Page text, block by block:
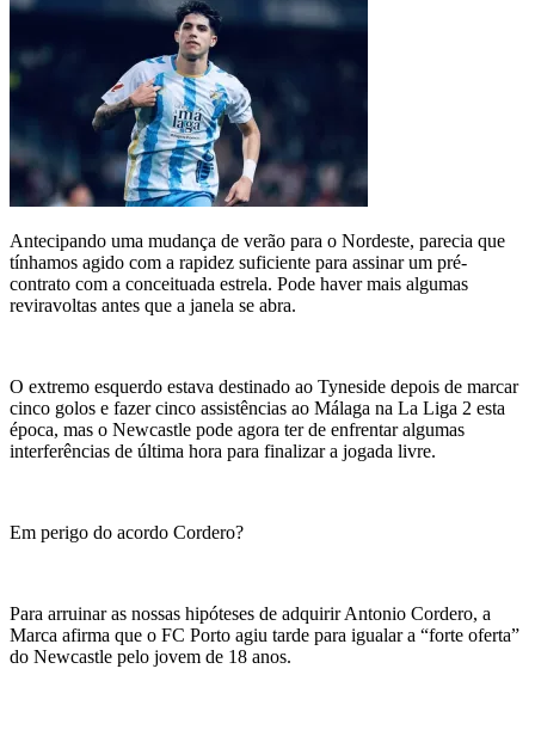
Antecipando uma mudança de verão para o Nordeste, parecia que
tínhamos agido com a rapidez suficiente para assinar um pré-
contrato com a conceituada estrela. Pode haver mais algumas
reviravoltas antes que a janela se abra.
O extremo esquerdo estava destinado ao Tyneside depois de marcar
cinco golos e fazer cinco assistências ao Málaga na La Liga 2 esta
época, mas o Newcastle pode agora ter de enfrentar algumas
interferências de última hora para finalizar a jogada livre.
Em perigo do acordo Cordero?
Para arruinar as nossas hipóteses de adquirir Antonio Cordero, a
Marca afirma que o FC Porto agiu tarde para igualar a “forte oferta”
do Newcastle pelo jovem de 18 anos.